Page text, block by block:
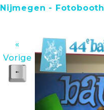
Nijmegen - Fotobooth
«
Vorige